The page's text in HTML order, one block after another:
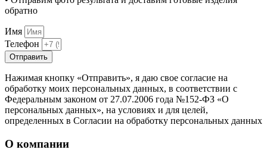
обратно
Имя
Телефон
Отправить
Нажимая кнопку «Отправить», я даю свое согласие на
обработку моих персональных данных, в соответствии с
Федеральным законом от 27.07.2006 года №152-ФЗ «О
персональных данных», на условиях и для целей,
определенных в Согласии на обработку персональных данных
О компании